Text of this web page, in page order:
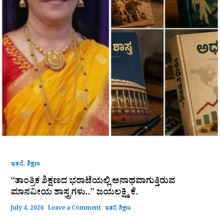
ಇತರೆ, ಶಿಕ್ಷಣ
“ತಾಂತ್ರಿಕ ಶಿಕ್ಷಣದ ಭರಾಟೆಯಲ್ಲಿ ಅನಾಥವಾಗುತ್ತಿರುವ
ಮಾನವೀಯ ಶಾಸ್ತ್ರಗಳು..” ಜಯಲಕ್ಷ್ಮಿ ಕೆ.
July 4, 2026 Leave a Comment ಇತರೆ,ಶಿಕ್ಷಣ